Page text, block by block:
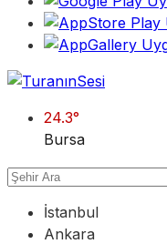
24.3°
Bursa
İstanbul
Ankara